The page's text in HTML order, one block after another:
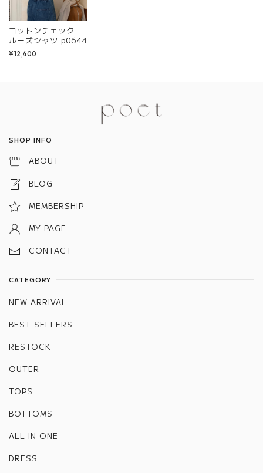
コットンチェック
ルーズシャツ p0644
¥12,400
SHOP INFO
ABOUT
BLOG
MEMBERSHIP
MY PAGE
CONTACT
CATEGORY
NEW ARRIVAL
BEST SELLERS
RESTOCK
OUTER
TOPS
BOTTOMS
ALL IN ONE
DRESS